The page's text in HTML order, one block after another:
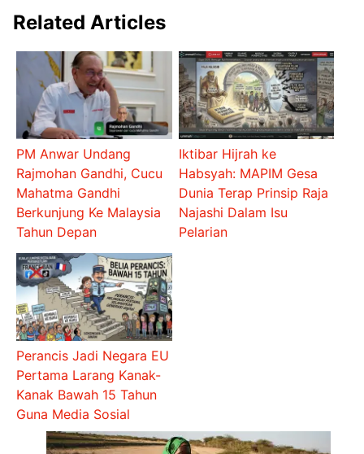
Related Articles
PM Anwar Undang
Rajmohan Gandhi, Cucu
Mahatma Gandhi
Berkunjung Ke Malaysia
Tahun Depan
Iktibar Hijrah ke
Habsyah: MAPIM Gesa
Dunia Terap Prinsip Raja
Najashi Dalam Isu
Pelarian
Perancis Jadi Negara EU
Pertama Larang Kanak-
Kanak Bawah 15 Tahun
Guna Media Sosial